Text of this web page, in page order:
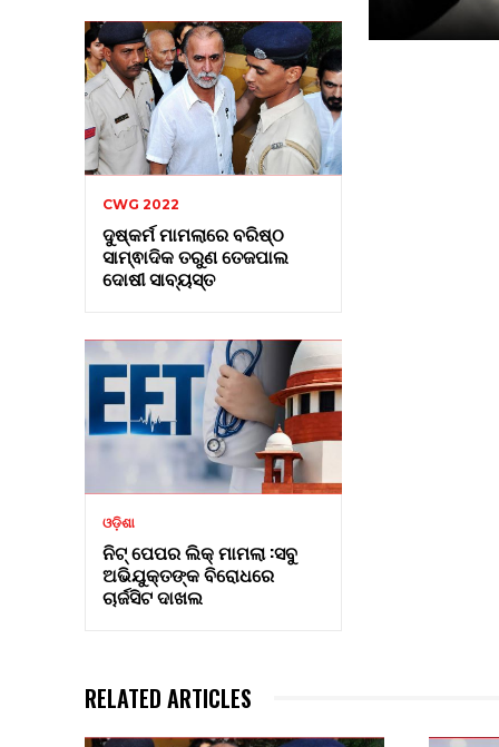
CWG 2022
ଦୁଷ୍କର୍ମ ମାମଲାରେ ବରିଷ୍ଠ
ସାମ୍ଵାଦିକ ତରୁଣ ତେଜପାଲ
ଦୋଷୀ ସାବ୍ୟସ୍ତ
ଓଡ଼ିଶା
ନିଟ୍ ପେପର ଲିକ୍ ମାମଲା :ସବୁ
ଅଭିଯୁକ୍ତଙ୍କ ବିରୋଧରେ
ଚାର୍ଜସିଟ ଦାଖଲ
RELATED ARTICLES